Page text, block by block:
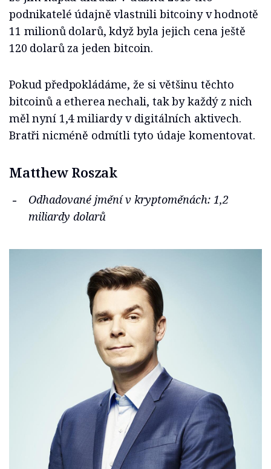
podnikatelé údajně vlastnili bitcoiny v hodnotě
11 milionů dolarů, když byla jejich cena ještě
120 dolarů za jeden bitcoin.
Pokud předpokládáme, že si většinu těchto
bitcoinů a etherea nechali, tak by každý z nich
měl nyní 1,4 miliardy v digitálních aktivech.
Bratři nicméně odmítli tyto údaje komentovat.
Matthew Roszak
Odhadované jmění v kryptoměnách: 1,2
miliardy dolarů